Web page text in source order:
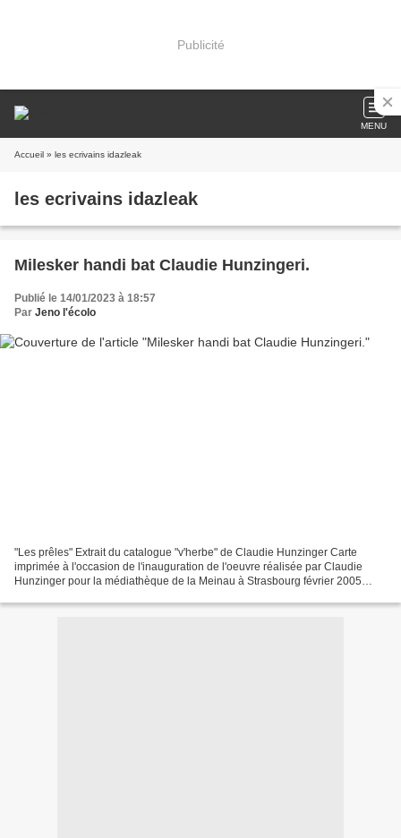
Publicité
MENU
Accueil » les ecrivains idazleak
les ecrivains idazleak
Milesker handi bat Claudie Hunzingeri.
Publié le 14/01/2023 à 18:57
Par Jeno l'écolo
"Les prêles" Extrait du catalogue "v'herbe" de Claudie Hunzinger Carte
imprimée à l'occasion de l'inauguration de l'oeuvre réalisée par Claudie
Hunzinger pour la médiathèque de la Meinau à Strasbourg février 2005